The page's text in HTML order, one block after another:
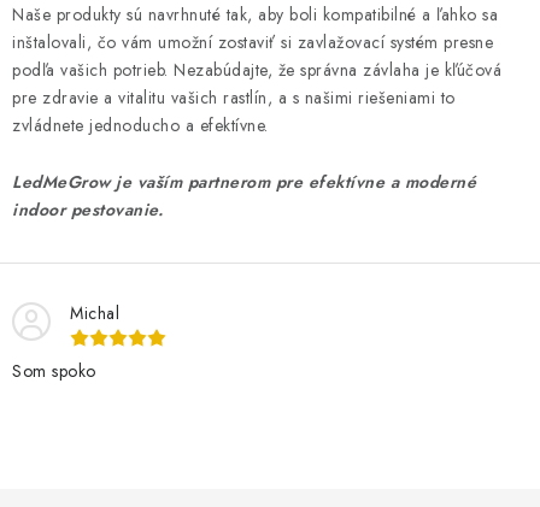
Naše produkty sú navrhnuté tak, aby boli kompatibilné a ľahko sa
inštalovali, čo vám umožní zostaviť si zavlažovací systém presne
podľa vašich potrieb. Nezabúdajte, že správna závlaha je kľúčová
pre zdravie a vitalitu vašich rastlín, a s našimi riešeniami to
zvládnete jednoducho a efektívne.
LedMeGrow je vaším partnerom pre efektívne a moderné
indoor pestovanie.
Michal
Som spoko